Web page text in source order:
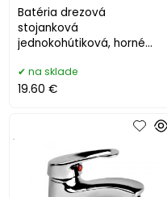
Batéria drezová
stojanková
jednokohútiková, horné
na sklade
19.60 €
.